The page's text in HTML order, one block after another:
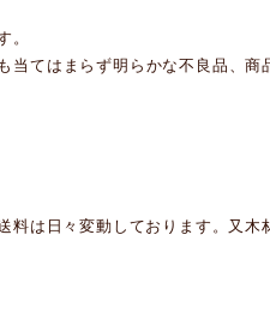
。
当てはまらず明らかな不良品、商
は日々変動しております。又木